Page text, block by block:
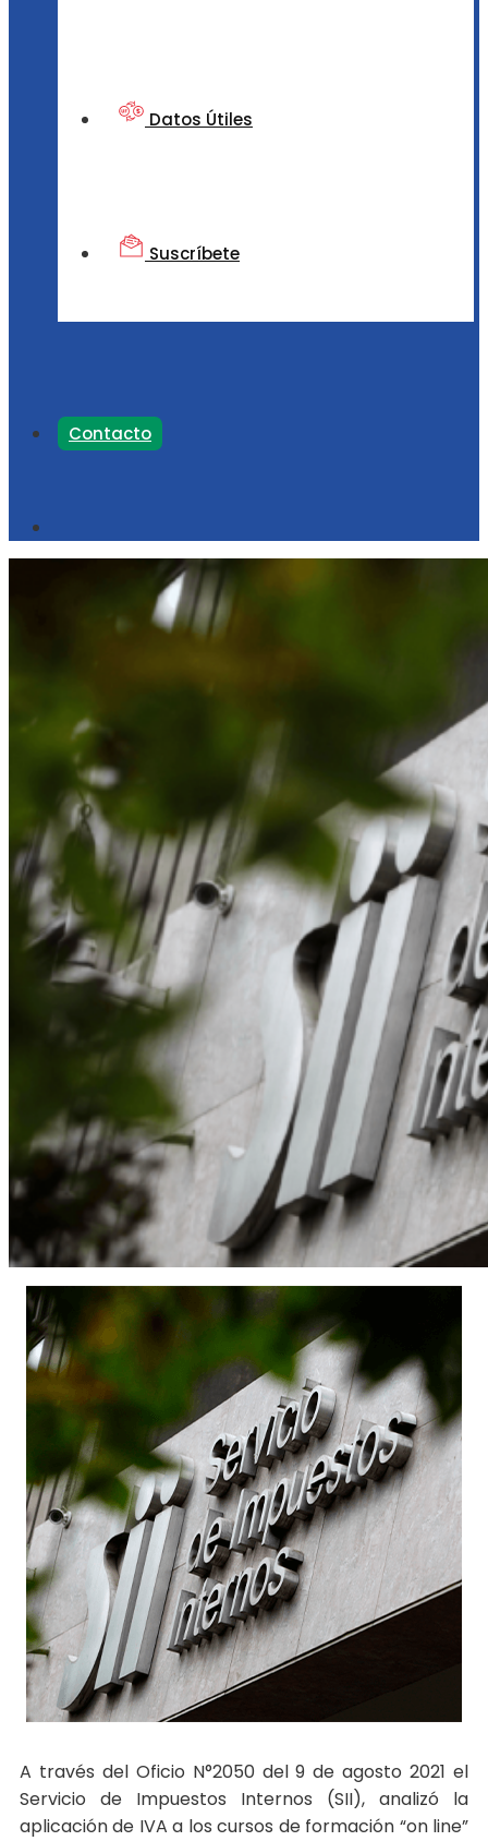
Datos Útiles
Suscríbete
Contacto
A través del Oficio N°2050 del 9 de agosto 2021 el
Servicio de Impuestos Internos (SII), analizó la
aplicación de IVA a los cursos de formación “on line”